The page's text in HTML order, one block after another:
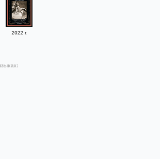
2022 г.